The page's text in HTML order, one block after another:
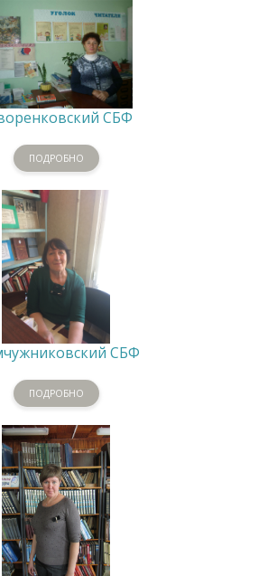
СБФ
ПОДРОБНО
СБФ
ПОДРОБНО